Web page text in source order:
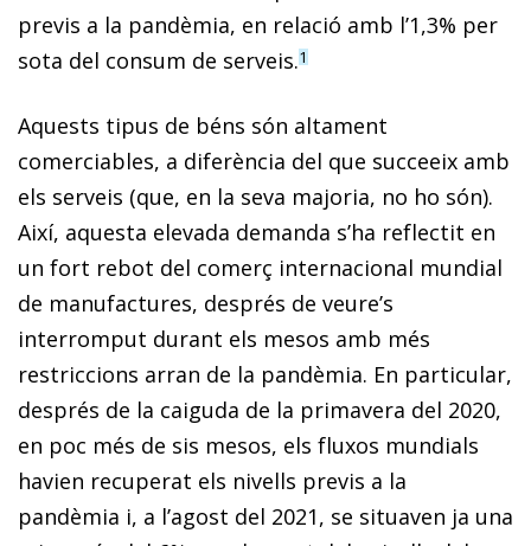
previs a la pandèmia, en relació amb l’1,3% per
sota del consum de serveis.1
Aquests tipus de béns són altament
comerciables, a diferència del que succeeix amb
els serveis (que, en la seva majoria, no ho són).
Així, aquesta elevada demanda s’ha reflectit en
un fort rebot del comerç internacional mundial
de manufactures, després de veure’s
interromput durant els mesos amb més
restriccions arran de la pandèmia. En particular,
després de la caiguda de la primavera del 2020,
en poc més de sis mesos, els fluxos mundials
havien recuperat els nivells previs a la
pandèmia i, a l’agost del 2021, se situaven ja una